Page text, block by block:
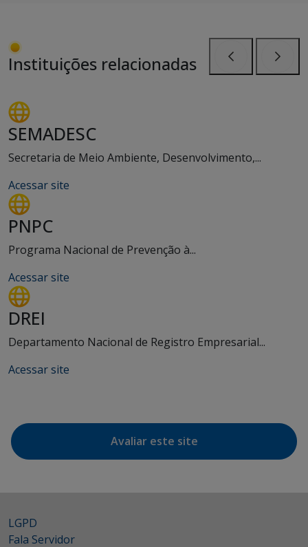
Instituições relacionadas
SEMADESC
Secretaria de Meio Ambiente, Desenvolvimento,...
Acessar site
PNPC
Programa Nacional de Prevenção à...
Acessar site
DREI
Departamento Nacional de Registro Empresarial...
Acessar site
Avaliar este site
LGPD
Fala Servidor